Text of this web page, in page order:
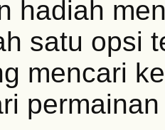
hadiah
satu opsi
mencari